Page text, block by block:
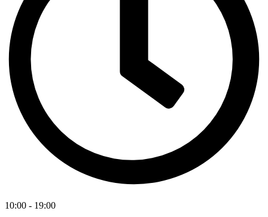
10:00 - 19:00